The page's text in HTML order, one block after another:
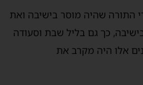
התורה שהיה מוסר בישיבה ואת
כך גם בליל שבת וסעודה
אלו היה מקרב את